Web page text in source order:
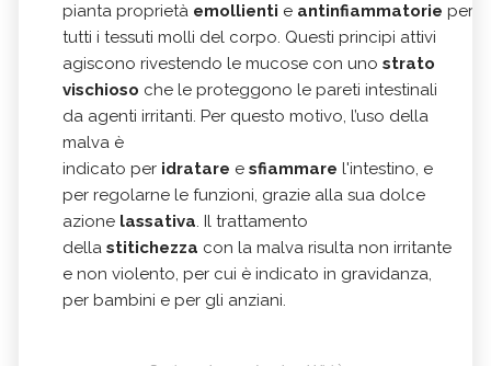
pianta proprietà emollienti e antinfiammatorie per
tutti i tessuti molli del corpo. Questi principi attivi
agiscono rivestendo le mucose con uno strato
vischioso che le proteggono le pareti intestinali
da agenti irritanti. Per questo motivo, l’uso della
malva è
indicato per idratare e sfiammare l'intestino, e
per regolarne le funzioni, grazie alla sua dolce
azione lassativa. Il trattamento
della stitichezza con la malva risulta non irritante
e non violento, per cui è indicato in gravidanza,
per bambini e per gli anziani.